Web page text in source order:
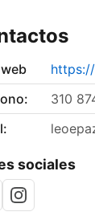
310
sociales